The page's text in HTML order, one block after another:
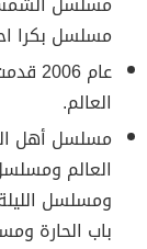
مسلسل بكرا احلى
عام
العالم.
مسلسل أهل
العالم
ومسلسل
باب الحارة